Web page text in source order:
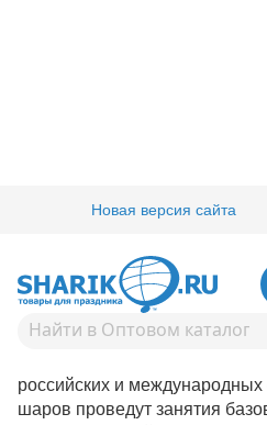
Новая версия сайта
Компания/Обучение
Расписание регулярных
Внимание! Объединённый
трейд" и Дмитрия Тищенко.
Опытные лекторы,
российских и
шаров проведут занятия